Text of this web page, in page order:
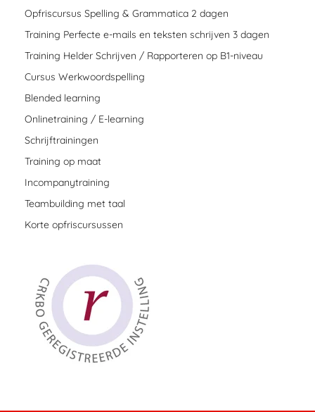
Opfriscursus Spelling & Grammatica 2 dagen
Training Perfecte e-mails en teksten schrijven 3 dagen
Training Helder Schrijven / Rapporteren op B1-niveau
Cursus Werkwoordspelling
Blended learning
Onlinetraining / E-learning
Schrijftrainingen
Training op maat
Incompanytraining
Teambuilding met taal
Korte opfriscursussen